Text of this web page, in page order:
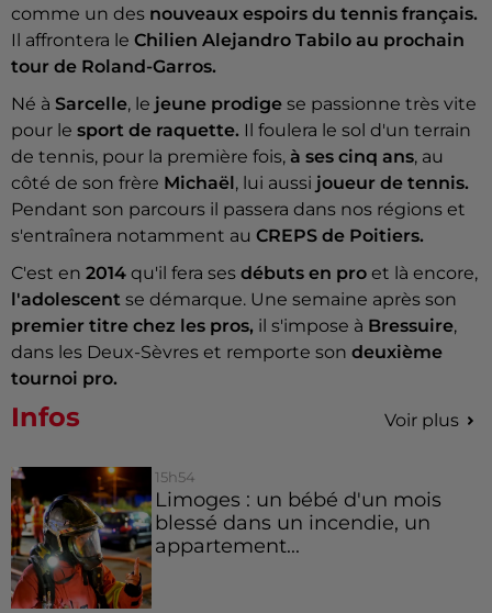
comme un des nouveaux espoirs du tennis français.
Il affrontera le Chilien Alejandro Tabilo au prochain
tour de Roland-Garros.
Né à Sarcelle, le jeune prodige se passionne très vite
pour le sport de raquette. Il foulera le sol d'un terrain
de tennis, pour la première fois, à ses cinq ans, au
côté de son frère Michaël , lui aussi joueur de tennis.
Pendant son parcours il passera dans nos régions et
s'entraînera notamment au CREPS de Poitiers.
C'est en 2014 qu'il fera ses débuts en pro et là encore,
l'adolescent se démarque. Une semaine après son
premier titre chez les pros, il s'impose à Bressuire,
dans les Deux-Sèvres et remporte son deuxième
tournoi pro.
Infos Voir plus
15h54
Limoges : un bébé d'un mois
blessé dans un incendie, un
appartement...